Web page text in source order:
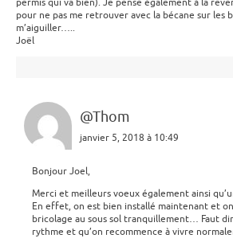
pour ne pas me retrouver avec la bécane sur les
m’aiguiller…..
Joël
@Thom
janvier 5, 2018 à 10:49
Bonjour Joel,
Merci et meilleurs voeux également ainsi
En effet, on est bien installé maintenant et
bricolage au sous sol tranquillement… Faut
rythme et qu’on recommence à vivre